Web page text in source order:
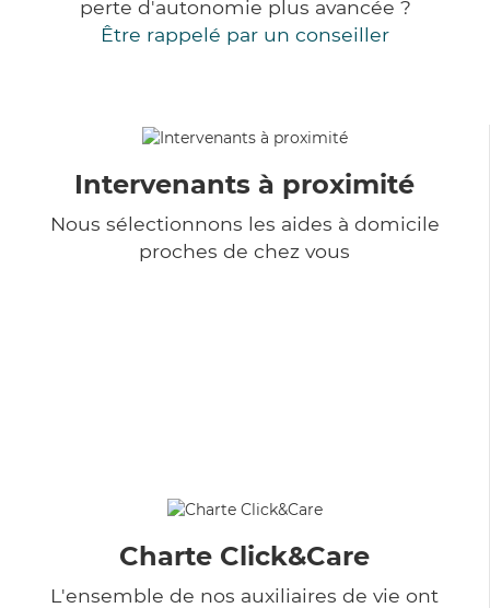
perte d'autonomie plus avancée ?
Être rappelé par un conseiller
Intervenants à proximité
Nous sélectionnons les aides à domicile
proches de chez vous
Charte Click&Care
L'ensemble de nos auxiliaires de vie ont